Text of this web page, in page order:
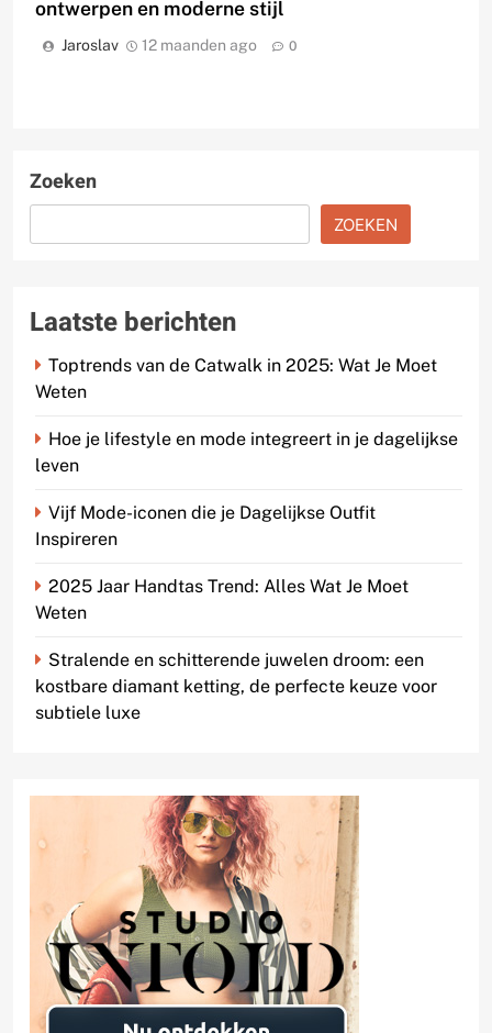
ontwerpen en moderne stijl
Jaroslav 12 maanden ago 0
Zoeken
ZOEKEN
Laatste berichten
Toptrends van de Catwalk in 2025: Wat Je Moet
Weten
Hoe je lifestyle en mode integreert in je dagelijkse
leven
Vijf Mode-iconen die je Dagelijkse Outfit
Inspireren
2025 Jaar Handtas Trend: Alles Wat Je Moet
Weten
Stralende en schitterende juwelen droom: een
kostbare diamant ketting, de perfecte keuze voor
subtiele luxe